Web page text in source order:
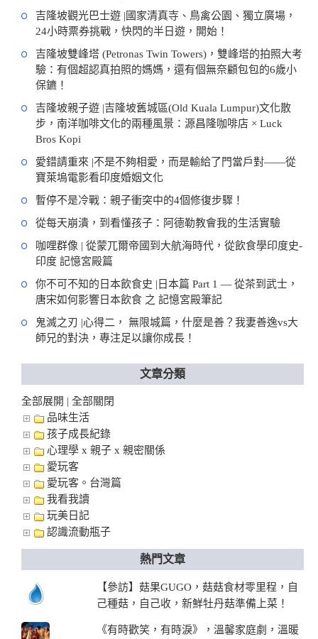
吉隆坡觀光巴士遊 |國家清真寺、鳥禽公園、獨立廣場，
24小時票券挑戰，快閃的半日遊，開始！
吉隆坡雙峰塔 (Petronas Twin Towers)，雙峰塔的拍照大考
驗：有個超認真拍照的媽媽，還有個無奈顧包包的6歲小
保鑣！
吉隆坡親子遊 |吉隆坡舊城區(Old Kuala Lumpur)文化散
步，南洋咖啡文化的兩種風景：源昌隆咖啡店 × Luck
Bros Kopi
愛錯請重來 |不是不夠相愛，而是輸給了門當戶對——從
寶萊塢電影看印度婚姻文化
暫停不是冷戰：親子衝突中的4個修復步驟！
從每天崩潰，到看懂孩子：阿德勒教會我的生活實驗
咖哩群像 | 從蒙兀爾帝國到大航海時代，從飲食學印度史-
印度 記憶宮殿篇
你不可不知的日本飲食史 |日本篇 Part 1 — 從茶到武士，
唐宋如何影響日本飲食 之 記憶宮殿筆記
鬼滅之刃 |心得二， 無限城篇，什麼是善？我妻善逸vs大
師兄的對決，專注足以讓你成長！
文章分類
全部展開
全部關閉
品味生活
孩子成長紀錄
心理學 x 親子 x 親密關係
愛玩客
愛玩客。台灣篇
我看我讀
玩美日記
認識流動瓶子
熱門文章
【參訪】菇果GUGO，菇菇食材零里程，自
己種菇，自己收，新鮮牡丹菇準備上菜！
《有時歡笑，有時淚》，溫馨家庭劇，溫暖